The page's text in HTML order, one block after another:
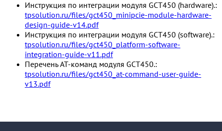
Инструкция по интеграции модуля GCT450 (hardware).:
tpsolution.ru/files/gct450_minipcie-module-hardware-
design-guide-v14.pdf
Инструкция по интеграции модуля GCT450 (software).:
tpsolution.ru/files/gct450_platform-software-
integration-guide-v11.pdf
Перечень AT-команд модуля GCT450.:
tpsolution.ru/files/gct450_at-command-user-guide-
v13.pdf